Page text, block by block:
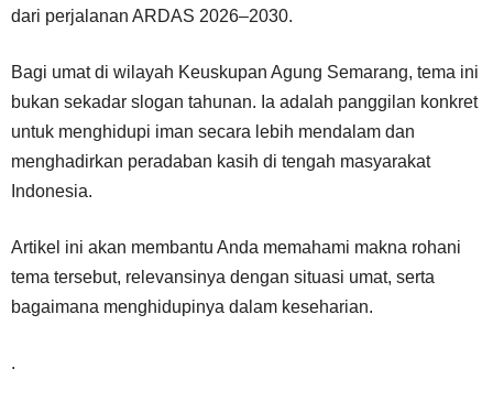
dari perjalanan ARDAS 2026–2030.
Bagi umat di wilayah Keuskupan Agung Semarang, tema ini
bukan sekadar slogan tahunan. Ia adalah panggilan konkret
untuk menghidupi iman secara lebih mendalam dan
menghadirkan peradaban kasih di tengah masyarakat
Indonesia.
Artikel ini akan membantu Anda memahami makna rohani
tema tersebut, relevansinya dengan situasi umat, serta
bagaimana menghidupinya dalam keseharian.
.